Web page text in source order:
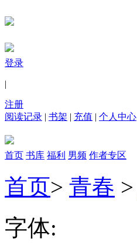
登录
|
注册
阅读记录 | 书架 | 充值 | 个人中心
首页 书库 福利 男频 作者专区
首页> 青春 >
字体: